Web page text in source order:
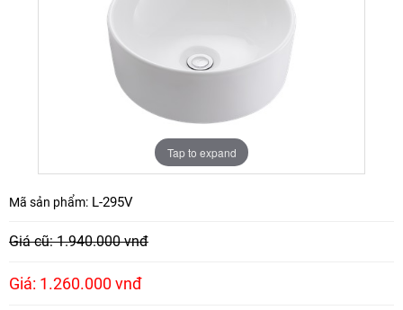
Tap to expand
Mã sản phẩm: L-295V
Giá cũ: 1.940.000 vnđ
Giá: 1.260.000 vnđ